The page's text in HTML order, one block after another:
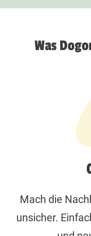
Was
Mach die
unsicher.